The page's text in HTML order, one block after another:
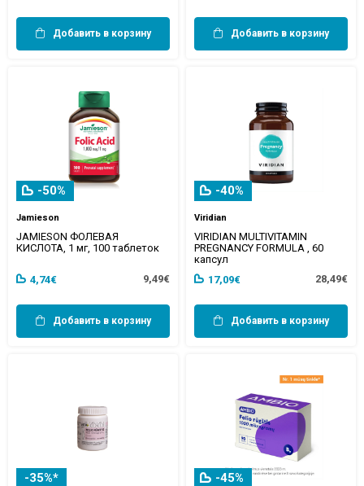
Добавить в корзину Добавить в корзину
-50%
Jamieson
JAMIESON ФОЛЕВАЯ
КИСЛОТА, 1 мг, 100 таблеток
4,74€ 9,49€
Добавить в корзину
-40%
Viridian
VIRIDIAN MULTIVITAMIN
PREGNANCY FORMULA , 60
капсул
17,09€
28,49€
Добавить в корзину
-35%* -45%